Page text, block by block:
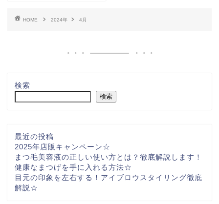
HOME 2024年 4月
検索
検索
最近の投稿
2025年店販キャンペーン☆
まつ毛美容液の正しい使い方とは？徹底解説します！
健康なまつげを手に入れる方法☆
目元の印象を左右する！アイブロウスタイリング徹底
解説☆